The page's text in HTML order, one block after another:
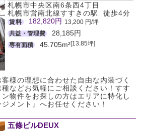
札幌市中央区南6条西4丁目
札幌市営南北線すすきの駅 徒歩4分
賃料 182,820円 13,200 円/坪
共益・管理費
28,185円
専有面積 45.705m²[13.85坪]
客様の理想に合わせた自由な内装づく
などお気軽にご相談ください！すす
物件をお探しの方はエリアに特化し
メント』へお任せください！
五條ビルDEUX